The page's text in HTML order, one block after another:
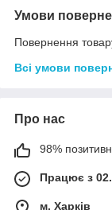
Умови
Повернення
Всі умови
Про нас
98%
Працює з
м. Харків